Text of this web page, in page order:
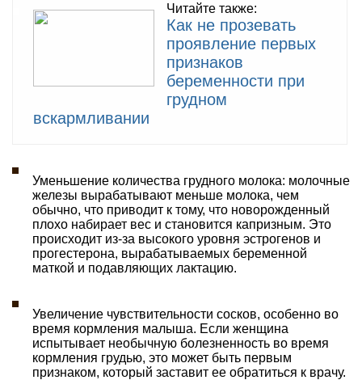
Читайте также:
Как не прозевать
проявление первых
признаков
беременности при
грудном
вскармливании
Уменьшение количества грудного молока: молочные
железы вырабатывают меньше молока, чем
обычно, что приводит к тому, что новорожденный
плохо набирает вес и становится капризным. Это
происходит из-за высокого уровня эстрогенов и
прогестерона, вырабатываемых беременной
маткой и подавляющих лактацию.
Увеличение чувствительности сосков, особенно во
время кормления малыша. Если женщина
испытывает необычную болезненность во время
кормления грудью, это может быть первым
признаком, который заставит ее обратиться к врачу.